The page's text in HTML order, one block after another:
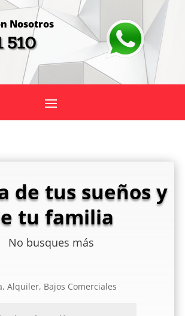
Nosotros
510
de tus sueños y
tu familia
No busques más
Alquiler, Bajos Comerciales